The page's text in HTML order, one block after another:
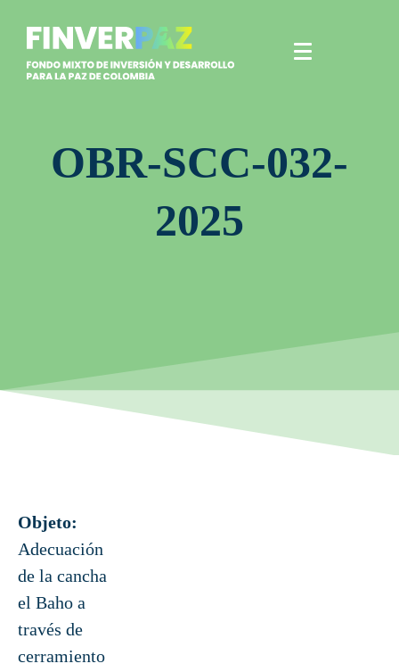
OBR-SCC-032-
2025
Objeto:
Adecuación
de la cancha
el Baho a
través de
cerramiento